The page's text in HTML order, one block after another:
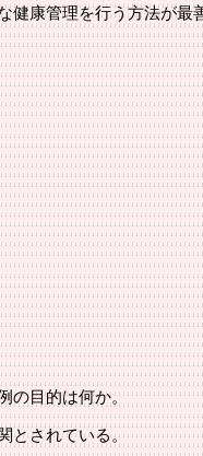
康管理を行う方法が最
の目的は何か。
とされている。